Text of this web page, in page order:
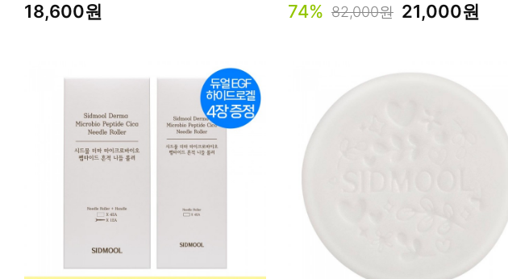
18,600원 74% 82,000원 21,000원